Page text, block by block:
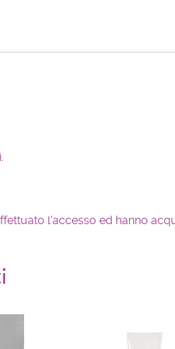
l'accesso ed hanno